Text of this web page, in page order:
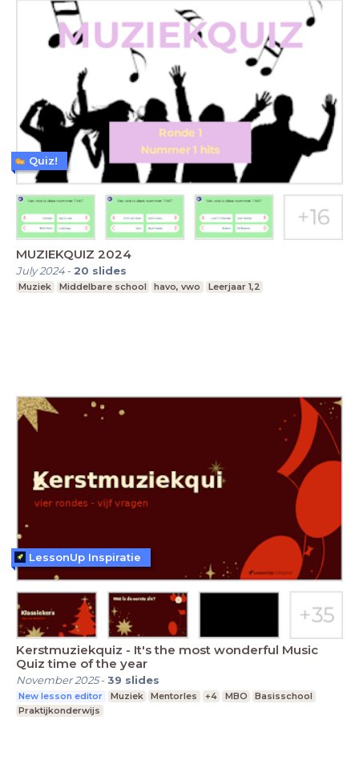
MUZIEKQUIZ 2024
July 2024- 20 slides
Muziek Middelbare school havo, vwo Leerjaar 1,2
Quiz!
Kerstmuziekquiz - It's the most wonderful Music
Quiz time of the year
November 2025-39 slides
New lesson editor Muziek Mentorles +4 MBO
Basisschool
Praktijkonderwijs
LessonUp Inspiratie